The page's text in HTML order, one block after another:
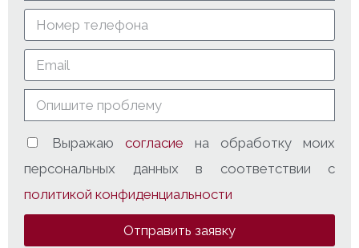
Выражаю согласие на обработку моих
персональных данных в соответствии с
политикой конфиденциальности
Отправить заявку